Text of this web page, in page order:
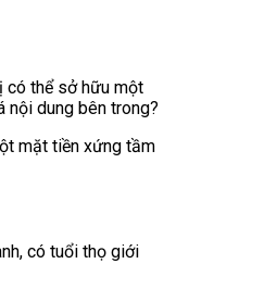
có thể sở hữu một
nội dung bên trong?
mặt tiền xứng tầm
có tuổi thọ giới